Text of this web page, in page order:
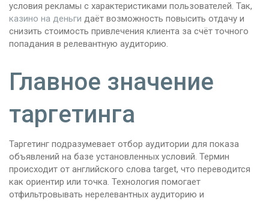
условия рекламы с характеристиками пользователей. Так,
казино на деньги даёт возможность повысить отдачу и
снизить стоимость привлечения клиента за счёт точного
попадания в релевантную аудиторию.
Главное значение
таргетинга
Таргетинг подразумевает отбор аудитории для показа
объявлений на базе установленных условий. Термин
происходит от английского слова target, что переводится
как ориентир или точка. Технология помогает
отфильтровывать нерелевантных аудиторию и